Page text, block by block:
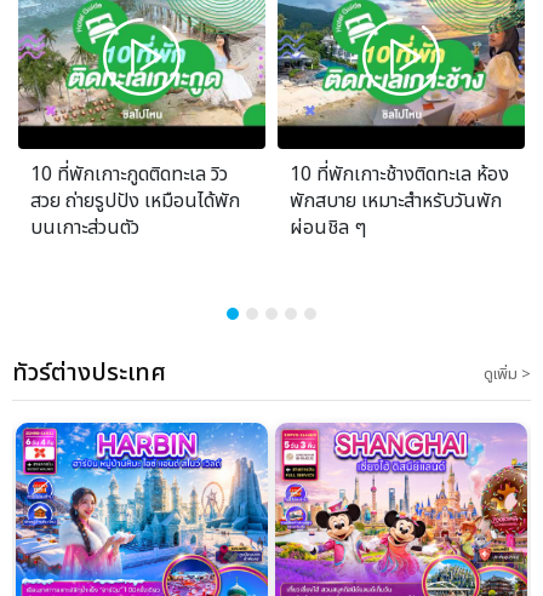
10 ที่พักเกาะกูดติดทะเล วิว
สวย ถ่ายรูปปัง เหมือนได้พัก
บนเกาะส่วนตัว
10 ที่พักเกาะช้างติดทะเล ห้อง
พักสบาย เหมาะสำหรับวันพัก
ผ่อนชิล ๆ
ทัวร์ต่างประเทศ ดูเพิ่ม >